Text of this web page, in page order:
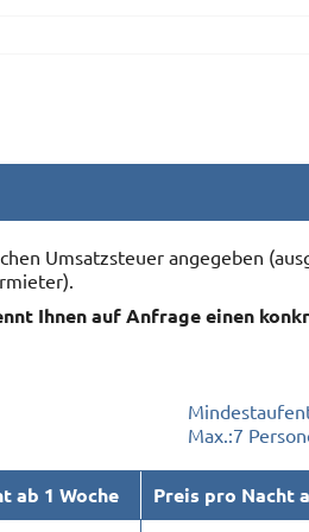
Umsatzsteuer angegeben
Ihnen auf Anfrage einen
Max.:7
ab 1 Woche Preis pro Nacht